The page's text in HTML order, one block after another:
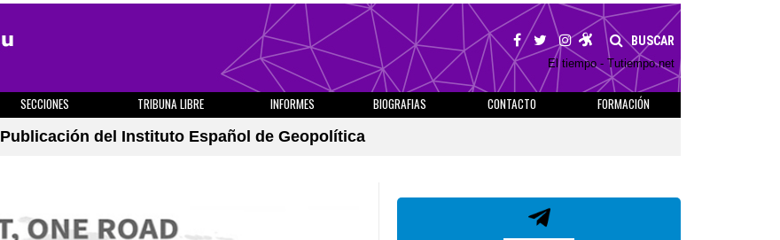
BUSCAR
El tiempo - Tutiempo.net
SECCIONES TRIBUNA LIBRE INFORMES BIOGRAFIAS CONTACTO
FORMACIÓN
Publicación del Instituto Español de Geopolítica